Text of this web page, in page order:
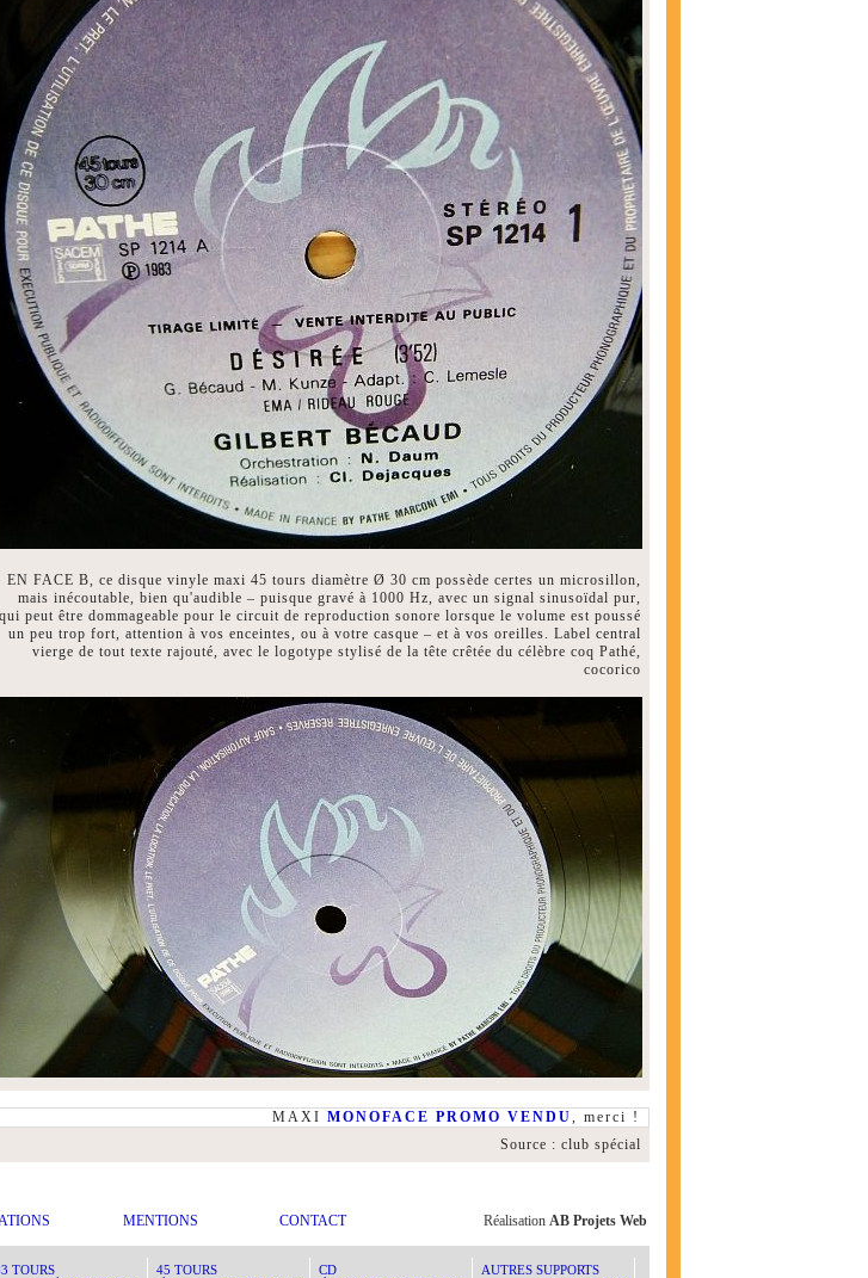
EN FACE B, ce disque vinyle maxi 45 tours diamètre Ø 30 cm possède certes un microsillon,
mais inécoutable, bien qu'audible – puisque gravé à 1000 Hz, avec un signal sinusoïdal pur,
qui peut être dommageable pour le circuit de reproduction sonore lorsque le volume est poussé
un peu trop fort, attention à vos enceintes, ou à votre casque – et à vos oreilles. Label central
vierge de tout texte rajouté, avec le logotype stylisé de la tête crêtée du célèbre coq Pathé,
cocorico
MAXI MONOFACE PROMO VENDU, merci !
Source : club spécial
MENTIONS CONTACT Réalisation AB Projets Web
TOURS 45 TOURS CD AUTRES SUPPORTS